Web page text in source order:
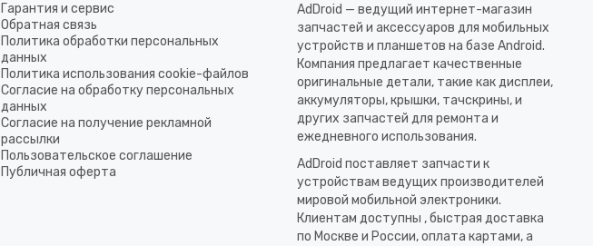
Гарантия и сервис
Обратная связь
Политика обработки персональных
данных
Политика использования cookie-файлов
Согласие на обработку персональных
данных
Согласие на получение рекламной
рассылки
Пользовательское соглашение
Публичная оферта
AdDroid — ведущий интернет-магазин
запчастей и аксессуаров для мобильных
устройств и планшетов на базе Android.
Компания предлагает качественные
оригинальные детали, такие как дисплеи,
аккумуляторы, крышки, тачскрины, и
других запчастей для ремонта и
ежедневного использования.​
AdDroid поставляет запчасти к
устройствам ведущих производителей
мировой мобильной электроники.
Клиентам доступны , быстрая доставка
по Москве и России, оплата картами, а